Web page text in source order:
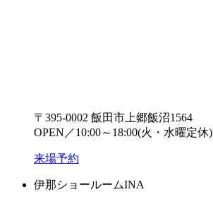
〒395-0002 飯田市上郷飯沼1564
OPEN／10:00～18:00(火・水曜定休)
来場予約
伊那ショールームINA